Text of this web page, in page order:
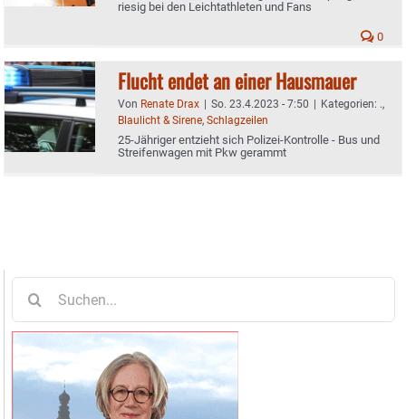
riesig bei den Leichtathleten und Fans
0
Flucht endet an einer Hausmauer
Von Renate Drax | So. 23.4.2023 - 7:50 | Kategorien: .,
Blaulicht & Sirene, Schlagzeilen
25-Jähriger entzieht sich Polizei-Kontrolle - Bus und
Streifenwagen mit Pkw gerammt
nach: